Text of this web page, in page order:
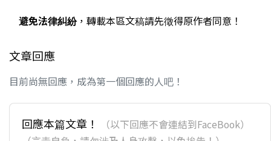
避免法律糾紛，轉載本區文稿請先徵得原作者同意！
文章回應
目前尚無回應，成為第一個回應的人吧！
回應本篇文章！
（以下回應不會連結到FaceBook）